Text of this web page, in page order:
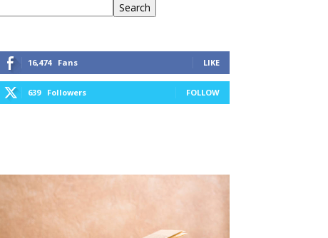
Search
16,474 Fans LIKE
639 Followers FOLLOW